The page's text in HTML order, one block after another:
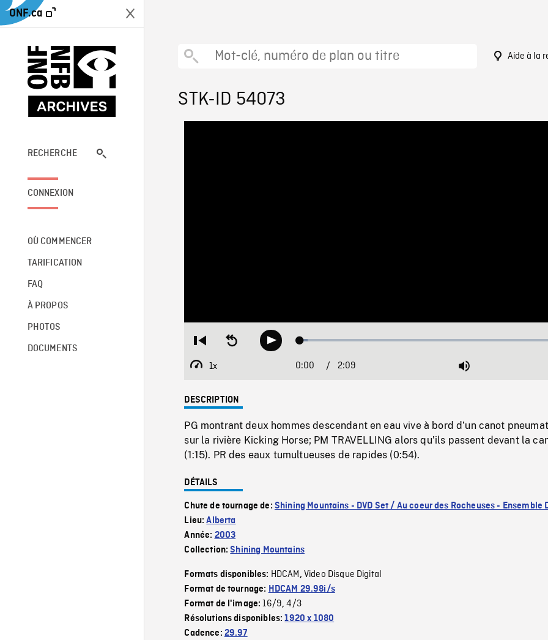
ONF.ca
RECHERCHE
CONNEXION
OÙ COMMENCER
TARIFICATION
FAQ
À PROPOS
PHOTOS
DOCUMENTS
Aide à la
STK-ID 54073
Restart
beginning
Seek
backwardPlay Loaded:
1x
Playback
Current
0:00 / Duration
2:09 Mute
DESCRIPTION
PG montrant deux hommes descendant en eau vive à bord d’un canot
sur la rivière Kicking Horse; PM TRAVELLING alors qu’ils passent devant la
(1:15). PR des eaux tumultueuses de rapides (0:54).
DÉTAILS
Chute de tournage de: Shining Mountains - DVD Set / Au coeur des Rocheuses - Ensemble
Lieu:Alberta
Année: 2003
Collection:Shining Mountains
Formats disponibles: HDCAM, Video Disque Digital
Format de tournage: HDCAM 29.98i/s
Format de l'image:16/9,4/3
Résolutions disponibles:1920 x 1080
Cadence: 29.97